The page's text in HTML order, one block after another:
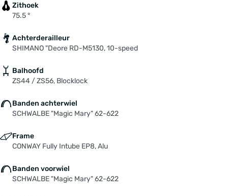
Zithoek
75.5 °
Achterderailleur
SHIMANO "Deore RD-M5130, 10-speed
Balhoofd
ZS44 / ZS56, Blocklock
Banden achterwiel
SCHWALBE "Magic Mary" 62-622
Frame
CONWAY Fully Intube EP8, Alu
Banden voorwiel
SCHWALBE "Magic Mary" 62-622